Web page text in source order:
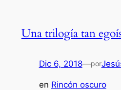
Una trilogía tan
Dic 6, 2018—por
en Rincón oscuro